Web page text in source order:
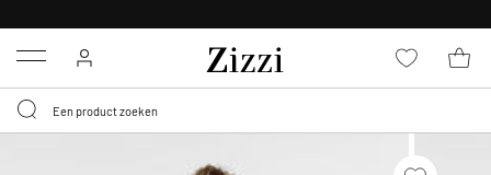
Menu